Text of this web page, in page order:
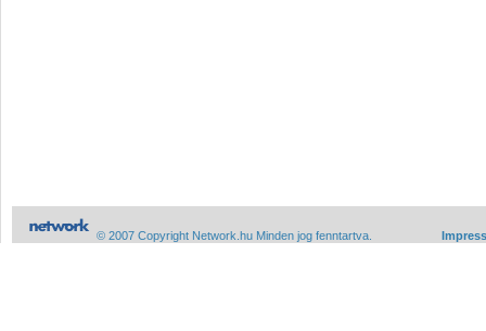
© 2007 Copyright Network.hu Minden jog fenntartva.